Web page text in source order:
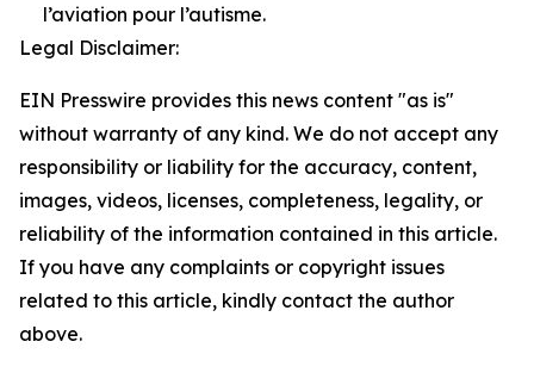
l’aviation pour l’autisme.
Legal Disclaimer:
EIN Presswire provides this news content "as is"
without warranty of any kind. We do not accept any
responsibility or liability for the accuracy, content,
images, videos, licenses, completeness, legality, or
reliability of the information contained in this article.
If you have any complaints or copyright issues
related to this article, kindly contact the author
above.